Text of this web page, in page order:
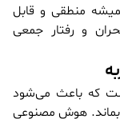
منطقی و قابل
و رفتار جمعی
که باعث می‌شود
هوش مصنوعی